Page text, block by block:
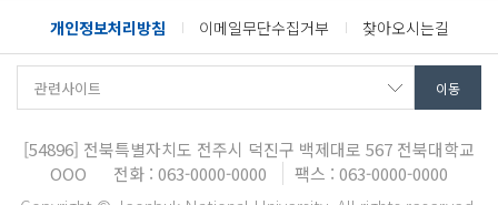
개인정보처리방침 이메일무단수집거부 찾아오시는길
[54896] 전북특별자치도 전주시 덕진구 백제대로 567 전북대학교
OOO
전화 : 063-0000-0000
팩스 : 063-0000-0000